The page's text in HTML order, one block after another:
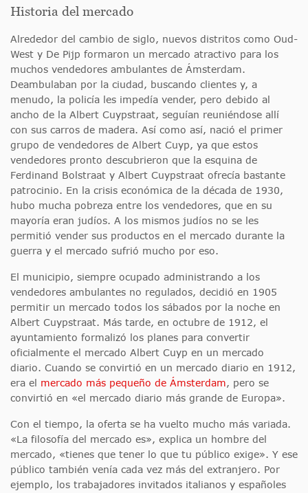
Historia del mercado
Alrededor del cambio de siglo, nuevos distritos como Oud-
West y De Pijp formaron un mercado atractivo para los
muchos vendedores ambulantes de Ámsterdam.
Deambulaban por la ciudad, buscando clientes y, a
menudo, la policía les impedía vender, pero debido al
ancho de la Albert Cuypstraat, seguían reuniéndose allí
con sus carros de madera. Así como así, nació el primer
grupo de vendedores de Albert Cuyp, ya que estos
vendedores pronto descubrieron que la esquina de
Ferdinand Bolstraat y Albert Cuypstraat ofrecía bastante
patrocinio. En la crisis económica de la década de 1930,
hubo mucha pobreza entre los vendedores, que en su
mayoría eran judíos. A los mismos judíos no se les
permitió vender sus productos en el mercado durante la
guerra y el mercado sufrió mucho por eso.
El municipio, siempre ocupado administrando a los
vendedores ambulantes no regulados, decidió en 1905
permitir un mercado todos los sábados por la noche en
Albert Cuypstraat. Más tarde, en octubre de 1912, el
ayuntamiento formalizó los planes para convertir
oficialmente el mercado Albert Cuyp en un mercado
diario. Cuando se convirtió en un mercado diario en 1912,
era el mercado más pequeño de Ámsterdam, pero se
convirtió en «el mercado diario más grande de Europa».
Con el tiempo, la oferta se ha vuelto mucho más variada.
«La filosofía del mercado es», explica un hombre del
mercado, «tienes que tener lo que tu público exige». Y ese
público también venía cada vez más del extranjero. Por
ejemplo, los trabajadores invitados italianos y españoles